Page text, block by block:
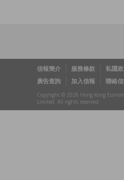
信報簡介 服務條款 私隱
廣告查詢
加入信報 聯絡
Copyright © 2026 Hong Kong
Limited. All rights reserved.